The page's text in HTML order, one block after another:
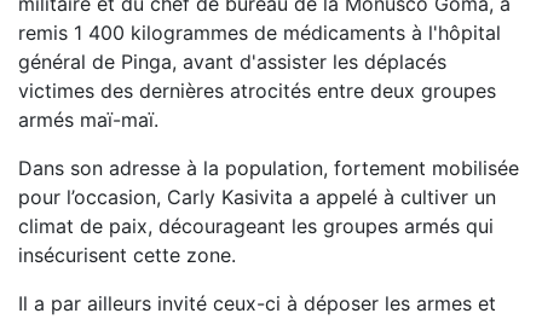
remis 1 400 kilogrammes de médicaments à l'hôpital
général de Pinga, avant d'assister les déplacés
victimes des dernières atrocités entre deux groupes
armés maï-maï.
Dans son adresse à la population, fortement mobilisée
pour l’occasion, Carly Kasivita a appelé à cultiver un
climat de paix, décourageant les groupes armés qui
insécurisent cette zone.
Il a par ailleurs invité ceux-ci à déposer les armes et